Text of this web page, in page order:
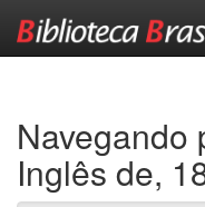
Navegando
Inglês de,